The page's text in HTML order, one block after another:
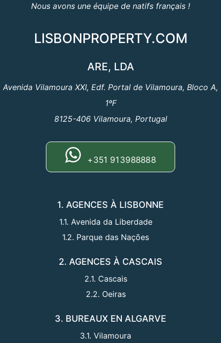
Nous avons une équipe de natifs français !
LISBONPROPERTY.COM
ARE, LDA
Avenida Vilamoura XXI, Edf. Portal de Vilamoura, Bloco A,
1ºF
8125-406 Vilamoura, Portugal
+351 913988888
1. AGENCES À LISBONNE
1.1. Avenida da Liberdade
1.2. Parque das Nações
2. AGENCES À CASCAIS
2.1. Cascais
2.2. Oeiras
3. BUREAUX EN ALGARVE
3.1. Vilamoura